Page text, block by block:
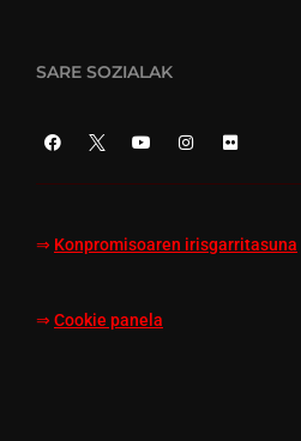
SARE SOZIALAK
⇒ Konpromisoaren irisgarritasuna
⇒ Cookie panela